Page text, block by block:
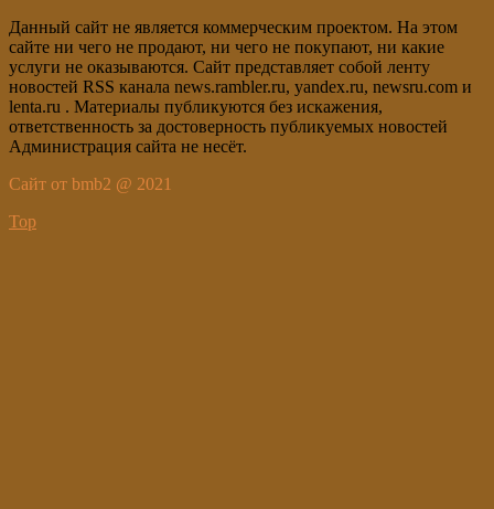
Данный сайт не является коммерческим проектом. На этом
сайте ни чего не продают, ни чего не покупают, ни какие
услуги не оказываются. Сайт представляет собой ленту
новостей RSS канала news.rambler.ru, yandex.ru, newsru.com и
lenta.ru . Материалы публикуются без искажения,
ответственность за достоверность публикуемых новостей
Администрация сайта не несёт.
Сайт от bmb2 @ 2021
Top